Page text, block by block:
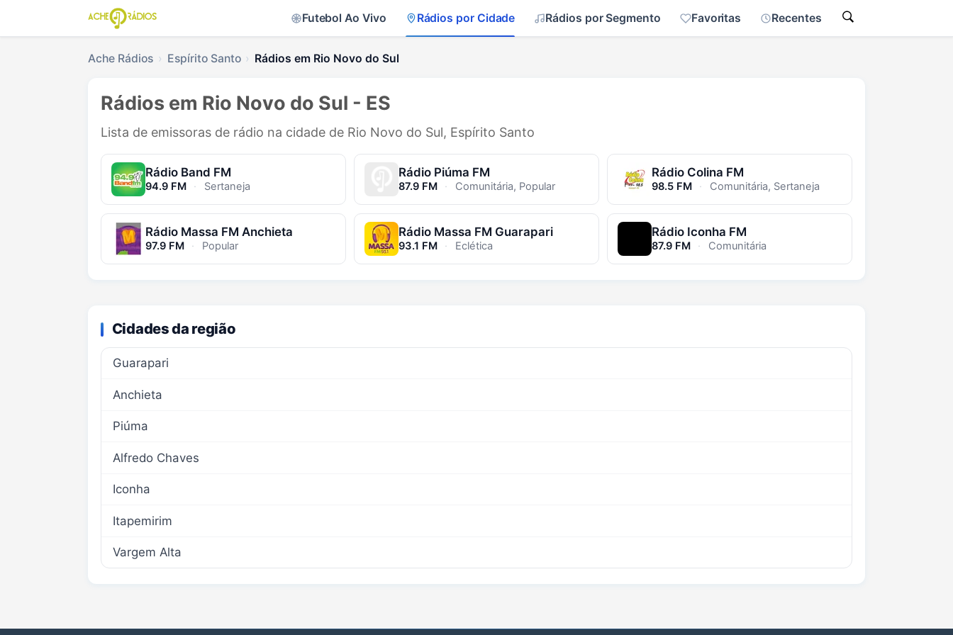
Futebol Ao Vivo Rádios por Cidade Rádios por Segmento Favoritas Recentes
Ache Rádios Espírito Santo Rádios em Rio Novo do Sul
Rádios em Rio Novo do Sul - ES
Lista de emissoras de rádio na cidade de Rio Novo do Sul, Espírito Santo
Rádio Band FM
94.9 FM · Sertaneja
Rádio Piúma FM
87.9 FM · Comunitária, Popular
Rádio Colina FM
98.5 FM · Comunitária, Sertaneja
Rádio Massa FM Anchieta
97.9 FM · Popular
Rádio Massa FM Guarapari
93.1 FM · Eclética
Rádio Iconha FM
87.9 FM · Comunitária
Cidades da região
Guarapari
Anchieta
Piúma
Alfredo Chaves
Iconha
Itapemirim
Vargem Alta